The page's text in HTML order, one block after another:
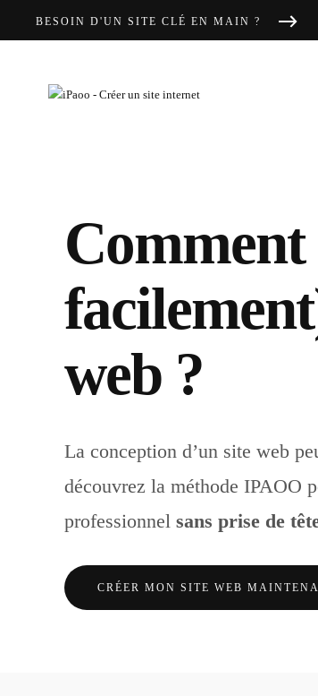
BESOIN D'UN SITE CLÉ EN MAIN ?
web ?
La conception d’un site web
découvrez la méthode IPAOO
professionnel sans prise de
CRÉER MON SITE WEB